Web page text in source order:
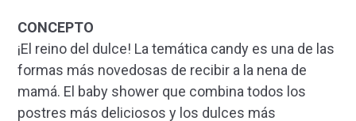
CONCEPTO
¡El reino del dulce! La temática candy es una de las
formas más novedosas de recibir a la nena de
mamá. El baby shower que combina todos los
postres más deliciosos y los dulces más